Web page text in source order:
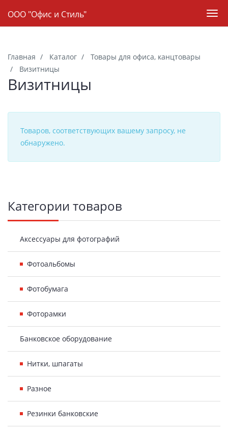
Навигация
ООО "Офис и Стиль"
Главная Каталог
Товары для офиса, канцтовары
Визитницы
Визитницы
Товаров, соответствующих вашему запросу, не
обнаружено.
Боковая
панель
Категории товаров
Аксессуары для фотографий
Фотоальбомы
Фотобумага
Фоторамки
Банковское оборудование
Нитки, шпагаты
Разное
Резинки банковские